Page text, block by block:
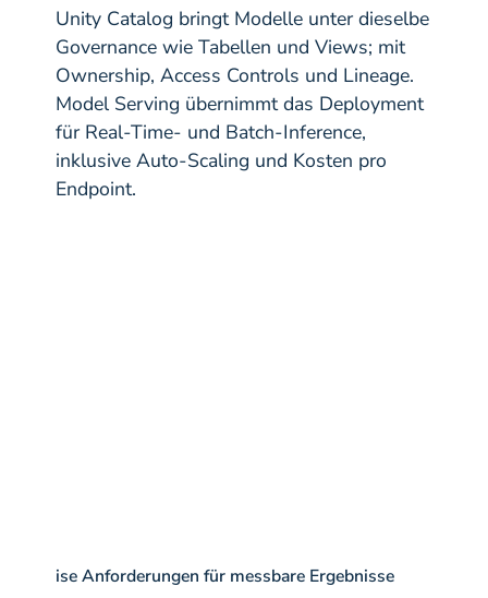
Unity Catalog bringt Modelle unter dieselbe
Governance wie Tabellen und Views; mit
Ownership, Access Controls und Lineage.
Model Serving übernimmt das Deployment
für Real-Time- und Batch-Inference,
inklusive Auto-Scaling und Kosten pro
Endpoint.
Präzise Anforderungen für messbare Ergebnisse